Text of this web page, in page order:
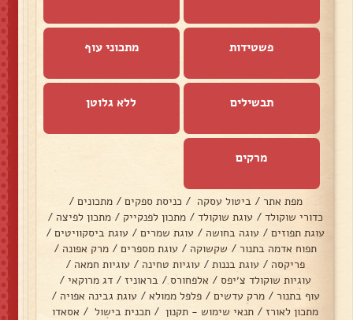
פשטידות מתכוני עוף
תבשילים ללא גלוטן
מרקים
מפת אתר / ביטול עסקה / כניסת ספקים / מתכונים /
כדורי שוקולד / עוגת שוקולד / מתכון לפנקייק / מתכון לפיצה /
עוגת תפוזים / עוגה בחושה / עוגת שמרים / עוגת ביסקוויטים/
תפוח אדמה בתנור / שקשוקה / עוגת מספרים / מרק אפונה /
פריקסה / עוגת בננות / עוגיות טחינה / עוגיות חמאה /
עוגיות שוקולד צ׳יפס / אלפחורס/ בראוניז / דג מרוקאי /
עוף בתנור / מרק עדשים / פלפל ממולא / עוגת גבינה אפויה /
מתכון לאורז / תנאי שימוש - תקנון / תכנית בישול / אסאדו